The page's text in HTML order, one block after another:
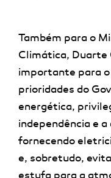
Também para o
Climática, Duarte
importante para o
prioridades do
energética,
independência e
fornecendo
e, sobretudo,
estufa para a